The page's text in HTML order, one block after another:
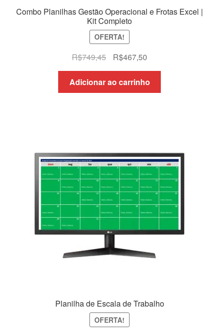
Combo Planilhas Gestão Operacional e Frotas Excel |
Kit Completo
OFERTA!
R$749,45
O
preço
original
era:
R$467,50O
preço
atual
é:
Adicionar ao carrinho
Planilha de Escala de Trabalho
OFERTA!